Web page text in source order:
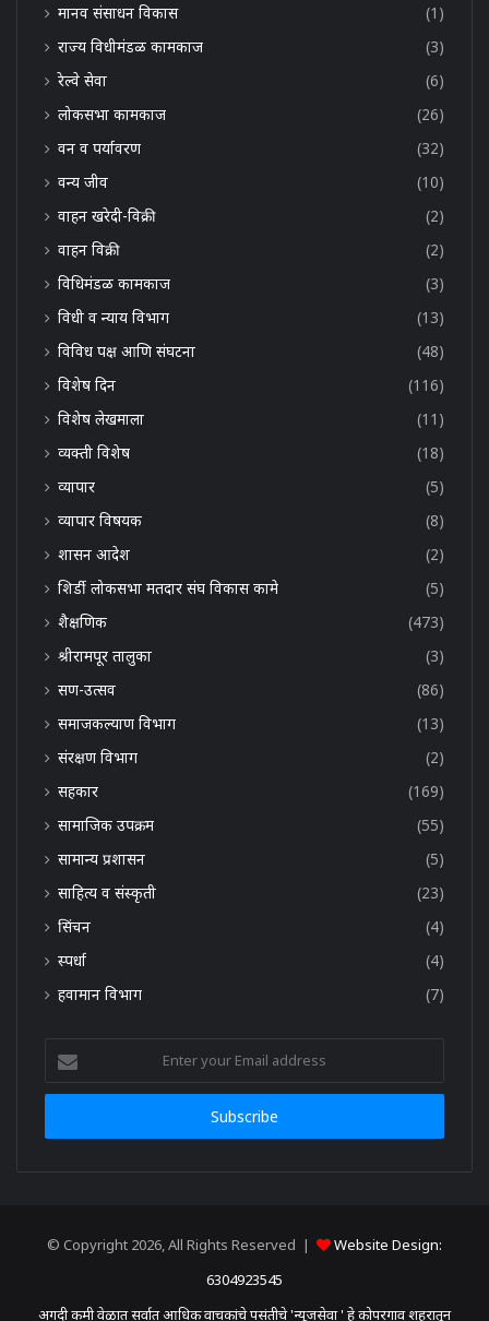
मानव संसाधन विकास
(1)
राज्य विधीमंडळ कामकाज
(3)
रेल्वे सेवा
(6)
लोकसभा कामकाज
(26)
वन व पर्यावरण
(32)
वन्य जीव
(10)
वाहन खरेदी-विक्री
(2)
वाहन विक्री
(2)
विधिमंडळ कामकाज
(3)
विधी व न्याय विभाग
(13)
विविध पक्ष आणि संघटना
(48)
विशेष दिन
(116)
विशेष लेखमाला
(11)
व्यक्ती विशेष
(18)
व्यापार
(5)
व्यापार विषयक
(8)
शासन आदेश
(2)
शिर्डी लोकसभा मतदार संघ विकास कामे
(5)
शैक्षणिक
(473)
श्रीरामपूर तालुका
(3)
सण-उत्सव
(86)
समाजकल्याण विभाग
(13)
संरक्षण विभाग
(2)
सहकार
(169)
सामाजिक उपक्रम
(55)
सामान्य प्रशासन
(5)
साहित्य व संस्कृती
(23)
सिंचन
(4)
स्पर्धा
(4)
हवामान विभाग
(7)
your
Email
© Copyright 2026, All Rights Reserved |
Website Design:
6304923545
अगदी कमी वेळात सर्वात आधिक वाचकांचे पसंतीचे 'न्यूजसेवा ' हे कोपरगाव शहरातून